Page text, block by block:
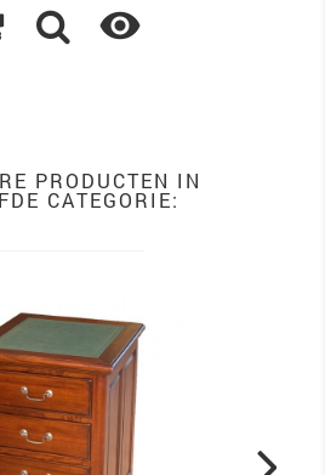

PRODUCTEN IN
CATEGORIE: